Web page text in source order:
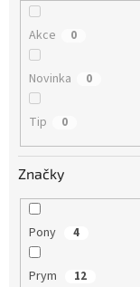
Akce 0
Novinka 0
Tip 0
Značky
Pony 4
Prym 12